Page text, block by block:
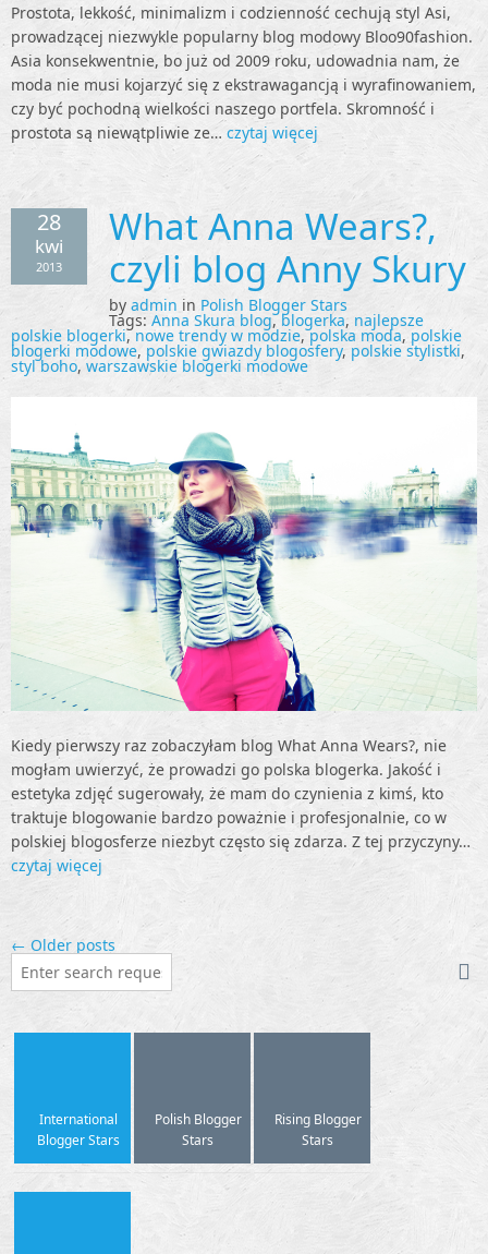
Prostota, lekkość, minimalizm i codzienność cechują styl Asi,
prowadzącej niezwykle popularny blog modowy Bloo90fashion.
Asia konsekwentnie, bo już od 2009 roku, udowadnia nam, że
moda nie musi kojarzyć się z ekstrawagancją i wyrafinowaniem,
czy być pochodną wielkości naszego portfela. Skromność i
prostota są niewątpliwie ze… czytaj więcej
28
kwi
2013
What Anna Wears?,
czyli blog Anny Skury
by admin in Polish Blogger Stars
Tags: Anna Skura blog,blogerka, najlepsze
polskie blogerki,nowe trendy w modzie,polska moda, polskie
blogerki modowe, polskie gwiazdy blogosfery, polskie stylistki,
styl boho, warszawskie blogerki modowe
Kiedy pierwszy raz zobaczyłam blog What Anna Wears?, nie
mogłam uwierzyć, że prowadzi go polska blogerka. Jakość i
estetyka zdjęć sugerowały, że mam do czynienia z kimś, kto
traktuje blogowanie bardzo poważnie i profesjonalnie, co w
polskiej blogosferze niezbyt często się zdarza. Z tej przyczyny…
czytaj więcej
← Older posts
International
Blogger Stars
Polish Blogger
Stars
Rising Blogger
Stars